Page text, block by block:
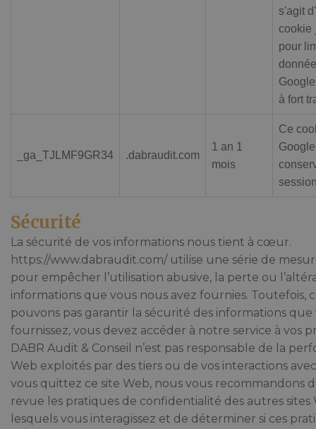
s'agit
cookie
pour
à fort
_ga_TJLMF9GR34 .dabraudit.com
1 an 1
mois
Ce
Sécurité
La sécurité de vos informations nous tient à cœur.
https://www.dabraudit.com/ utilise une série de
pour empêcher l’utilisation abusive, la perte ou
informations que vous nous avez fournies. Toutefois,
pouvons pas garantir la sécurité des informations que
fournissez, vous devez accéder à notre service à vos
DABR Audit & Conseil n’est pas responsable de la
Web exploités par des tiers ou de vos interactions
vous quittez ce site Web, nous vous recommandons
revue les pratiques de confidentialité des autres sites
lesquels vous interagissez et de déterminer si ces